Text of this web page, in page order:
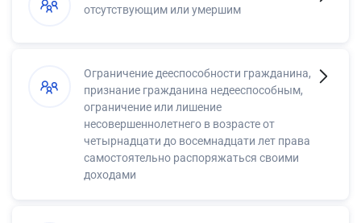
отсутствующим или умершим
Ограничение дееспособности гражданина,
признание гражданина недееспособным,
ограничение или лишение
несовершеннолетнего в возрасте от
четырнадцати до восемнадцати лет права
самостоятельно распоряжаться своими
доходами